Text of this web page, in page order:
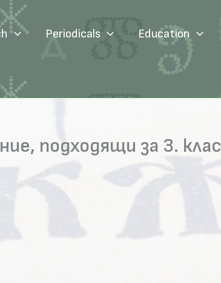
Periodicals Education
подходящи за 3. клас